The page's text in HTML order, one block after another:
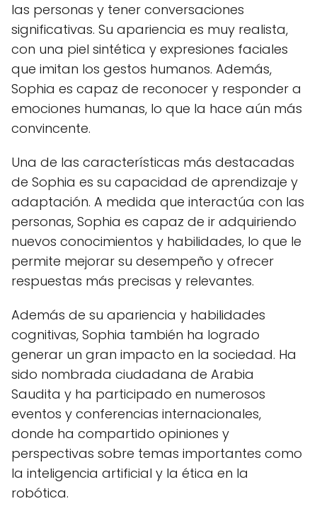
las personas y tener conversaciones
significativas. Su apariencia es muy realista,
con una piel sintética y expresiones faciales
que imitan los gestos humanos. Además,
Sophia es capaz de reconocer y responder a
emociones humanas, lo que la hace aún más
convincente.
Una de las características más destacadas
de Sophia es su capacidad de aprendizaje y
adaptación. A medida que interactúa con las
personas, Sophia es capaz de ir adquiriendo
nuevos conocimientos y habilidades, lo que le
permite mejorar su desempeño y ofrecer
respuestas más precisas y relevantes.
Además de su apariencia y habilidades
cognitivas, Sophia también ha logrado
generar un gran impacto en la sociedad. Ha
sido nombrada ciudadana de Arabia
Saudita y ha participado en numerosos
eventos y conferencias internacionales,
donde ha compartido opiniones y
perspectivas sobre temas importantes como
la inteligencia artificial y la ética en la
robótica.